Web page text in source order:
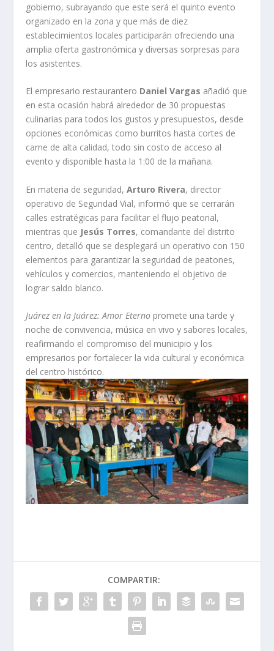
gobierno, subrayando que este será el quinto evento
organizado en la zona y que más de diez
establecimientos locales participarán ofreciendo una
amplia oferta gastronómica y diversas sorpresas para
los asistentes.
El empresario restaurantero Daniel Vargas añadió que
en esta ocasión habrá alrededor de 30 propuestas
culinarias para todos los gustos y presupuestos, desde
opciones económicas como burritos hasta cortes de
carne de alta calidad, todo sin costo de acceso al
evento y disponible hasta la 1:00 de la mañana.
En materia de seguridad,Arturo Rivera, director
operativo de Seguridad Vial, informó que se cerrarán
calles estratégicas para facilitar el flujo peatonal,
mientras que Jesús Torres, comandante del distrito
centro, detalló que se desplegará un operativo con 150
elementos para garantizar la seguridad de peatones,
vehículos y comercios, manteniendo el objetivo de
lograr saldo blanco.
Juárez en la Juárez: Amor Eterno promete una tarde y
noche de convivencia, música en vivo y sabores locales,
reafirmando el compromiso del municipio y los
empresarios por fortalecer la vida cultural y económica
del centro histórico.
COMPARTIR: